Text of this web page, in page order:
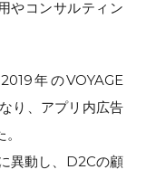
やコンサルティン
年のVOYAGE
り、アプリ内広告
異動し、D2Cの顧